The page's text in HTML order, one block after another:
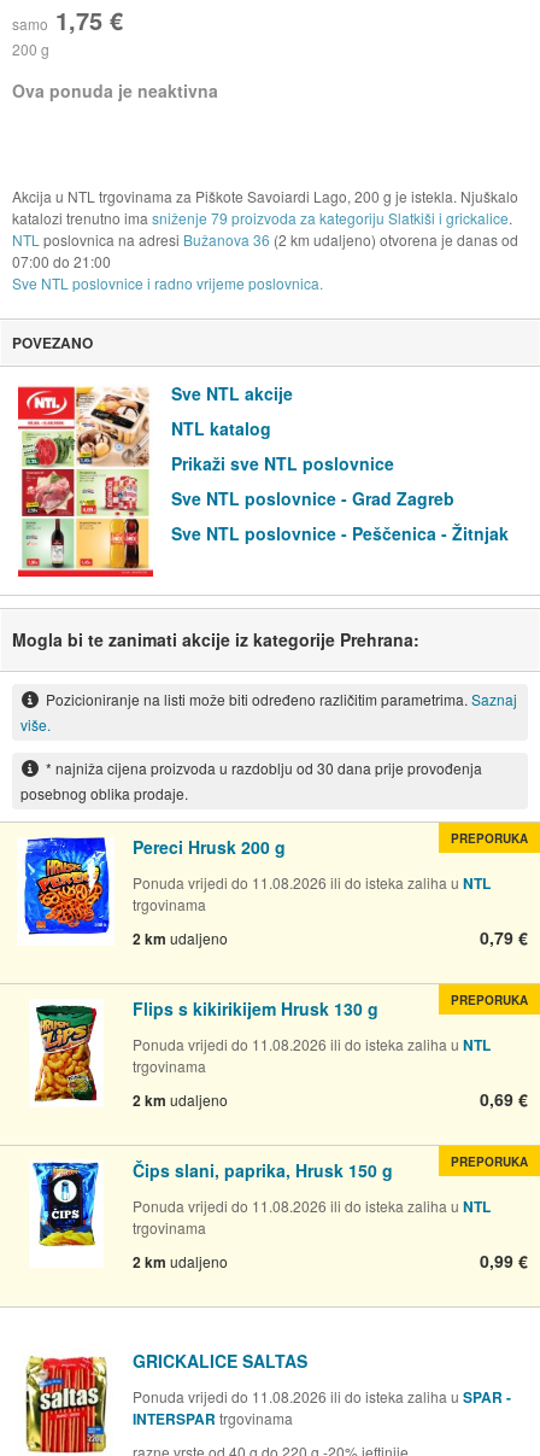
samo 1,75 €
200 g
Ova ponuda je neaktivna
Akcija u NTL trgovinama za Piškote Savoiardi Lago, 200 g je istekla. Njuškalo
katalozi trenutno ima sniženje 79 proizvoda za kategoriju Slatkiši i grickalice.
NTL poslovnica na adresi Bužanova 36 (2 km udaljeno) otvorena je danas od
07:00 do 21:00
Sve NTL poslovnice i radno vrijeme poslovnica.
POVEZANO
Sve NTL akcije
NTL katalog
Prikaži sve NTL poslovnice
Sve NTL poslovnice - Grad Zagreb
Sve NTL poslovnice - Peščenica - Žitnjak
Mogla bi te zanimati akcije iz kategorije Prehrana:
Pozicioniranje na listi može biti određeno različitim parametrima. Saznaj
više.
* najniža cijena proizvoda u razdoblju od 30 dana prije provođenja
posebnog oblika prodaje.
Pereci Hrusk 200 g
Ponuda vrijedi do 11.08.2026 ili do isteka zaliha u NTL
trgovinama
2 km udaljeno 0,79 €
PREPORUKA
Flips s kikirikijem Hrusk 130 g
Ponuda vrijedi do 11.08.2026 ili do isteka zaliha u NTL
trgovinama
2 km udaljeno 0,69 €
PREPORUKA
Čips slani, paprika, Hrusk 150 g
Ponuda vrijedi do 11.08.2026 ili do isteka zaliha u NTL
trgovinama
2 km udaljeno 0,99 €
PREPORUKA
GRICKALICE SALTAS
Ponuda vrijedi do 11.08.2026 ili do isteka zaliha u SPAR -
INTERSPAR trgovinama
razne vrste od 40 g do 220 g -20% jeftinije